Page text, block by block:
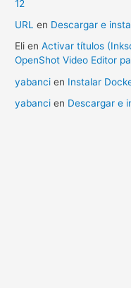
12
URL en Descargar e
Eli enActivar títulos
OpenShot Video Editor
yabanci en Instalar
yabanci en Descargar e